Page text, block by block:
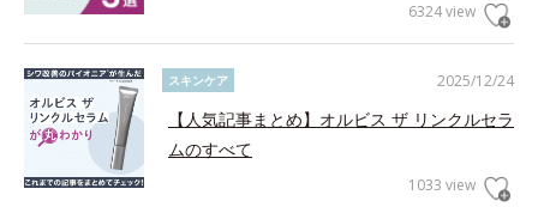
6324 view
2025/12/24
スキンケア
【人気記事まとめ】オルビス ザ リンクルセラ
ムのすべて
1033 view